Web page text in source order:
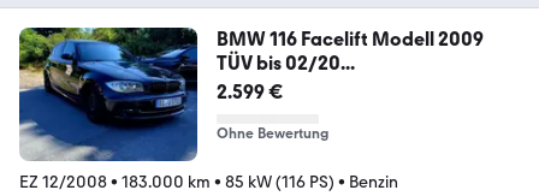
BMW 116 Facelift Modell 2009
TÜV bis 02/20...
2.599 €
Ohne Bewertung
EZ 12/2008• 183.000 km • 85 kW (116 PS) • Benzin